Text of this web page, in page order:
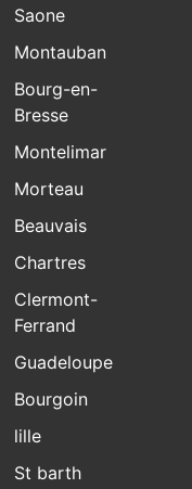
Saone
Montauban
Bourg-en-
Bresse
Montelimar
Morteau
Beauvais
Chartres
Clermont-
Ferrand
Guadeloupe
Bourgoin
lille
St barth